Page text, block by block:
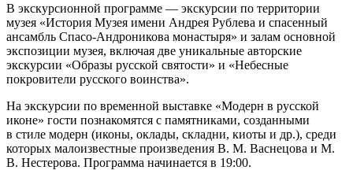
В экскурсионной программе — экскурсии по территории
музея «История Музея имени Андрея Рублева и спасенный
ансамбль Спасо-Андроникова монастыря» и залам основной
экспозиции музея, включая две уникальные авторские
экскурсии «Образы русской святости» и «Небесные
покровители русского воинства».
На экскурсии по временной выставке «Модерн в русской
иконе» гости познакомятся с памятниками, созданными
в стиле модерн (иконы, оклады, складни, киоты и др.), среди
которых малоизвестные произведения В. М. Васнецова и М.
В. Нестерова. Программа начинается в 19:00.